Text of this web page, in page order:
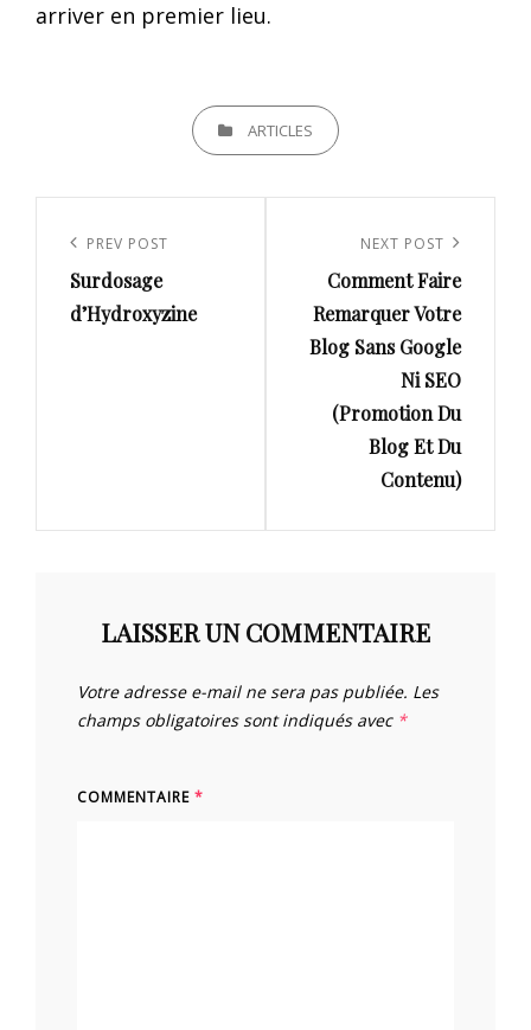
arriver en premier lieu.
CATEGORIESARTICLES
l’article
Previous
Post
PREV POST
Surdosage
d’Hydroxyzine
Post
NEXT POST
Comment Faire
Remarquer Votre
Blog Sans Google
Ni SEO
(Promotion Du
Blog Et Du
Contenu)
LAISSER UN COMMENTAIRE
Votre adresse e-mail ne sera pas publiée. Les
champs obligatoires sont indiqués avec *
COMMENTAIRE *